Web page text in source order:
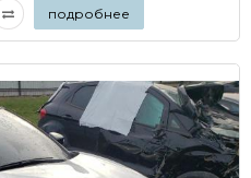
подробнее